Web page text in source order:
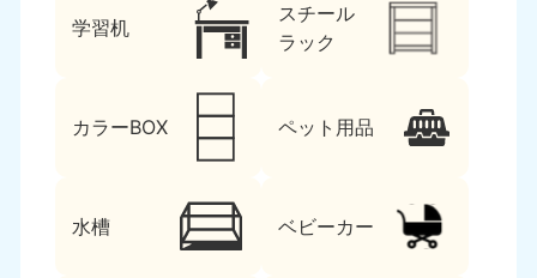
学習机
スチール
ラック
カラーBOX ペット用品
水槽 ベビーカー